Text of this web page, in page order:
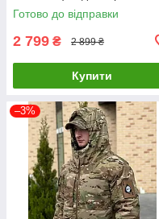
(Піксель) M
Готово до відправки
2 799 ₴ 2 899 ₴
Купити
–3%